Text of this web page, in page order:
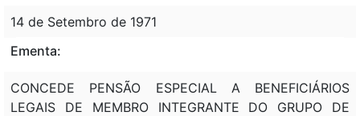
14 de Setembro de 1971
Ementa:
CONCEDE PENSÃO ESPECIAL A BENEFICIÁRIOS
LEGAIS DE MEMBRO INTEGRANTE DO GRUPO DE